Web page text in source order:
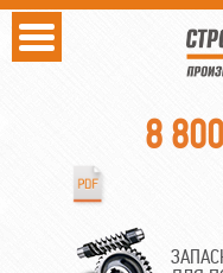
8 800